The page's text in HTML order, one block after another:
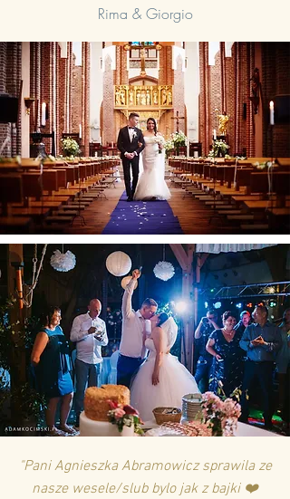
Rima & Giorgio
"Pani Agnieszka Abramowicz sprawila ze
nasze wesele/slub bylo jak z bajki ❤️